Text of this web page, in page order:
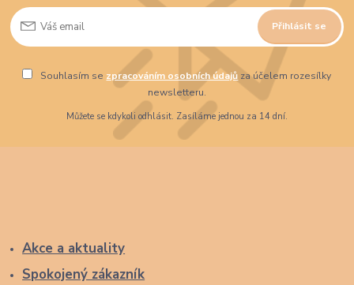
Přihlásit se
Souhlasím se zpracováním osobních údajů za účelem rozesílky
newsletteru.
Můžete se kdykoli odhlásit. Zasíláme jednou za 14 dní.
Akce a aktuality
Spokojený zákazník